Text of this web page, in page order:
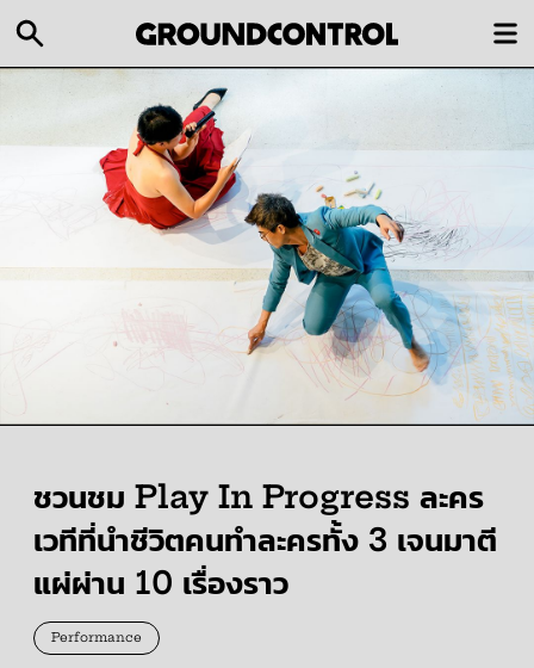
ชวนชม Play In Progress ละคร
เวทีที่นำชีวิตคนทำละครทั้ง 3 เจนมาตี
แผ่ผ่าน 10 เรื่องราว
Performance